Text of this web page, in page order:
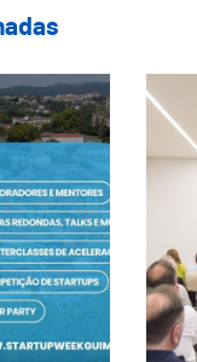
primeira